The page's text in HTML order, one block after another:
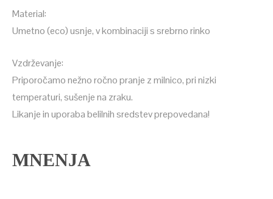
Material:
Umetno (eco) usnje, v kombinaciji s srebrno rinko
Vzdrževanje:
Priporočamo nežno ročno pranje z milnico, pri nizki
temperaturi, sušenje na zraku.
Likanje in uporaba belilnih sredstev prepovedana!
MNENJA